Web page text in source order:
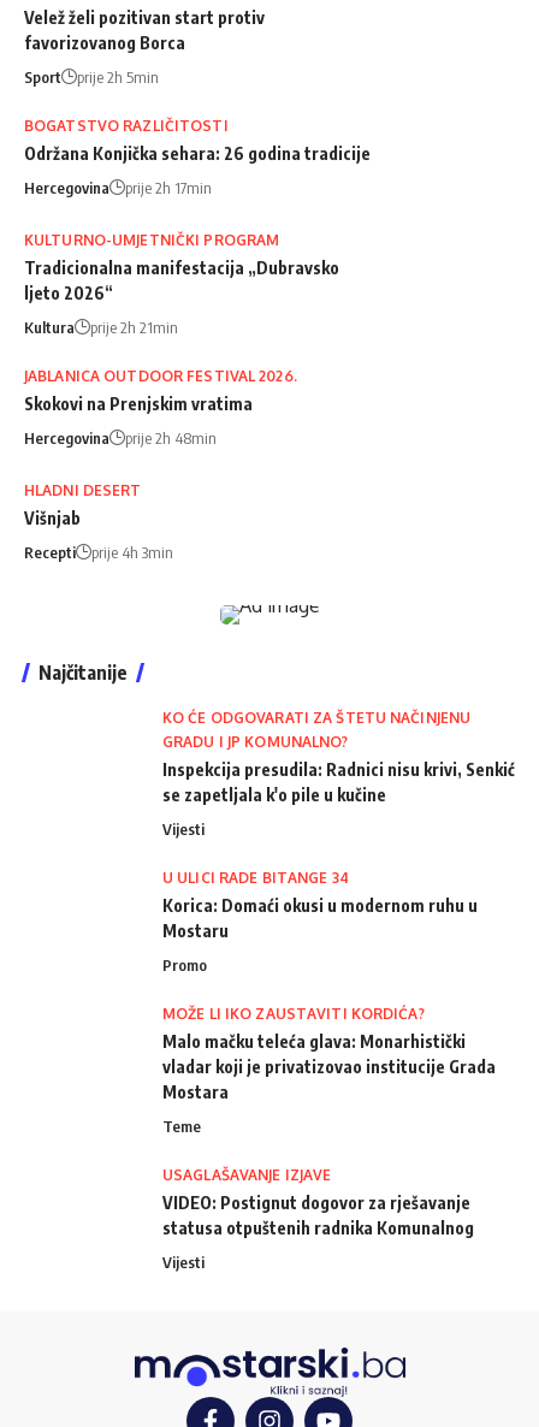
Velež želi pozitivan start protiv
favorizovanog Borca
Sport prije 2h 5min
BOGATSTVO RAZLIČITOSTI
Održana Konjička sehara: 26 godina tradicije
Hercegovina prije 2h 17min
KULTURNO-UMJETNIČKI PROGRAM
Tradicionalna manifestacija „Dubravsko
ljeto 2026“
Kultura prije 2h 21min
JABLANICA OUTDOOR FESTIVAL 2026.
Skokovi na Prenjskim vratima
Hercegovina prije 2h 48min
HLADNI DESERT
Višnjab
Recepti prije 4h 3min
Najčitanije
KO ĆE ODGOVARATI ZA ŠTETU NAČINJENU
GRADU I JP KOMUNALNO?
Inspekcija presudila: Radnici nisu krivi, Senkić
se zapetljala k'o pile u kučine
Vijesti
U ULICI RADE BITANGE 34
Korica: Domaći okusi u modernom ruhu u
Mostaru
Promo
MOŽE LI IKO ZAUSTAVITI KORDIĆA?
Malo mačku teleća glava: Monarhistički
vladar koji je privatizovao institucije Grada
Mostara
Teme
USAGLAŠAVANJE IZJAVE
VIDEO: Postignut dogovor za rješavanje
statusa otpuštenih radnika Komunalnog
Vijesti